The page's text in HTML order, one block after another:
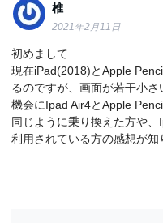
椎
2021年2月11日
初めまして
現在iPad(2018)とApple
るのですが、画面が若干小
機会にIpad Air4とApple
同じように乗り換えた方や
利用されている方の感想が知